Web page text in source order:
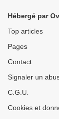
Hébergé par
Top articles
Pages
Contact
Signaler un
C.G.U.
Cookies et